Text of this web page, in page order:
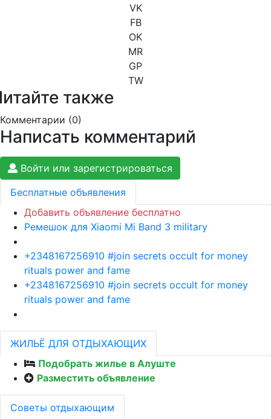
VK
FB
OK
MR
GP
TW
также
Комментарии (0)
Написать комментарий
Войти или зарегистрироваться
Бесплатные объявления
Добавить объявление бесплатно
Ремешок для Xiaomi Mi Band 3 military
+2348167256910 #join secrets occult for money
rituals power and fame
+2348167256910 #join secrets occult for money
rituals power and fame
ЖИЛЬЁ ДЛЯ ОТДЫХАЮЩИХ
Подобрать жилье в Алуште
Разместить объявление
Советы отдыхающим